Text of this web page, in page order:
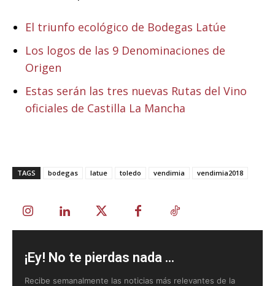
El triunfo ecológico de Bodegas Latúe
Los logos de las 9 Denominaciones de
Origen
Estas serán las tres nuevas Rutas del Vino
oficiales de Castilla La Mancha
TAGS bodegas latue toledo vendimia vendimia2018
¡Ey! No te pierdas nada ...
Recibe semanalmente las noticias más relevantes de la